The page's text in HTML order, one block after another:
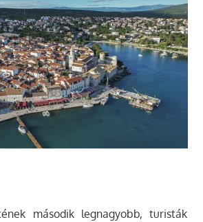
második legnagyobb, turisták